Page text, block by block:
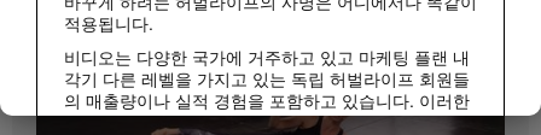
적용됩니다.
비디오는 다양한 국가에 거주하고 있고 마케팅 플랜 내
각기 다른 레벨을 가지고 있는 독립 허벌라이프 회원들
의 매출량이나 실적 경험을 포함하고 있습니다. 이러한
수입은 사례로 제시된 개인들에게 적용되는 수치이지